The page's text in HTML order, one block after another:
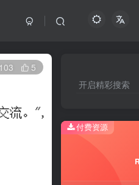
103 5
开启精彩搜索
付费资源
开启精彩搜索
付费资源